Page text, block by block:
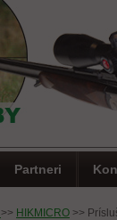
>> HIKMICRO >>
Partneri